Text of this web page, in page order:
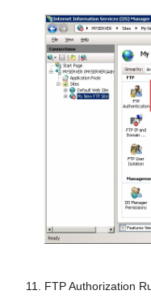
FTP Authorization